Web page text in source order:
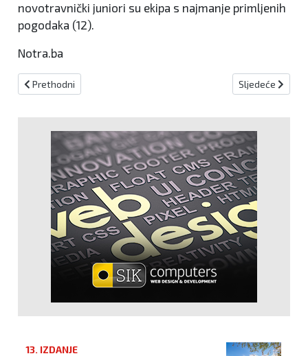
novotravnički juniori su ekipa s najmanje primljenih
pogodaka (12).
Notra.ba
Prethodni članak: Ovog mjeseca turnir "Fra Franjo Grebenar -
Prethodni Sljedeći članak:
Sljedeće
13. IZDANJE